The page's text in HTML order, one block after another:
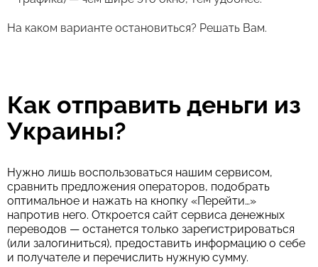
На каком варианте остановиться? Решать Вам.
Как отправить деньги из
Украины?
Нужно лишь воспользоваться нашим сервисом,
сравнить предложения операторов, подобрать
оптимальное и нажать на кнопку «Перейти…»
напротив него. Откроется сайт сервиса денежных
переводов — останется только зарегистрироваться
(или залогиниться), предоставить информацию о себе
и получателе и перечислить нужную сумму.